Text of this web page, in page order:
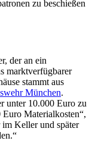
zu beschießen
der an ein
marktverfügbarer
stammt aus
München.
unter 10.000 Euro zu
Materialkosten“,
Keller und später